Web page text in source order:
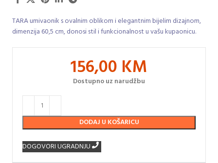
TARA umivaonik s ovalnim oblikom i elegantnim bijelim dizajnom,
dimenzija 60,5 cm, donosi stil i funkcionalnost u vašu kupaonicu.
156,00 KM
Dostupno uz narudžbu
DODAJ U KOŠARICU
DOGOVORI UGRADNJU